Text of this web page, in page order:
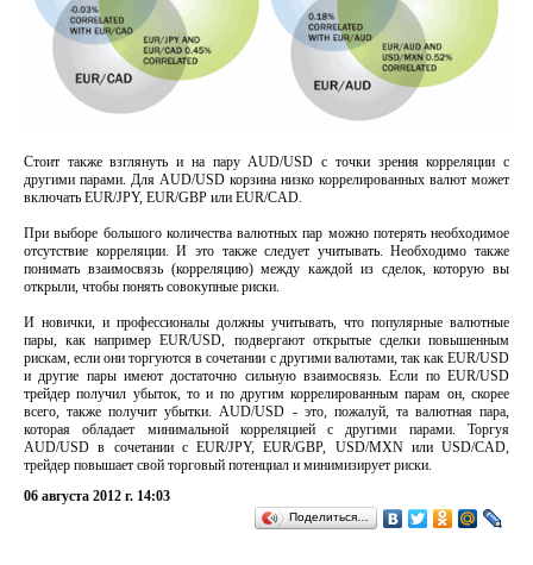
Стоит также взглянуть и на пару AUD/USD с точки зрения корреляции с
другими парами. Для AUD/USD корзина низко коррелированных валют может
включать EUR/JPY, EUR/GBP или EUR/CAD.
При выборе большого количества валютных пар можно потерять необходимое
отсутствие корреляции. И это также следует учитывать. Необходимо также
понимать взаимосвязь (корреляцию) между каждой из сделок, которую вы
открыли, чтобы понять совокупные риски.
И новички, и профессионалы должны учитывать, что популярные валютные
пары, как например EUR/USD, подвергают открытые сделки повышенным
рискам, если они торгуются в сочетании с другими валютами, так как EUR/USD
и другие пары имеют достаточно сильную взаимосвязь. Если по EUR/USD
трейдер получил убыток, то и по другим коррелированным парам он, скорее
всего, также получит убытки. AUD/USD - это, пожалуй, та валютная пара,
которая обладает минимальной корреляцией с другими парами. Торгуя
AUD/USD в сочетании с EUR/JPY, EUR/GBP, USD/MXN или USD/CAD,
трейдер повышает свой торговый потенциал и минимизирует риски.
06 августа 2012 г. 14:03
Поделиться…